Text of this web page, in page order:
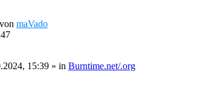
von maVado
15:39 » in Burntime.net/.org